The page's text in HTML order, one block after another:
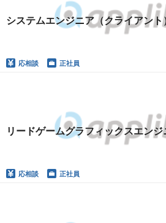
システムエンジニア（クライアント
応相談 正社員
リードゲームグラフィックスエンジ
応相談 正社員